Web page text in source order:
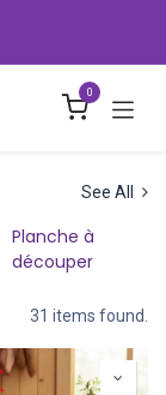
0
See All
Planche à
découper
31 items found.